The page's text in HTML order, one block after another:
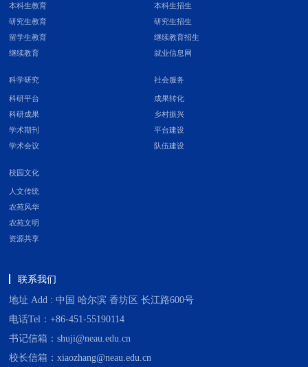
本科生教育
研究生教育
留学生教育
继续教育
本科生招生
研究生招生
继续教育招生
就业信息网
科学研究
科研平台
科研成果
学术期刊
学术会议
社会服务
成果转化
乡村振兴
平台建设
队伍建设
校园文化
人文传统
农苑风华
农苑文明
资源共享
联系我们
地址 Add : 中国 哈尔滨 香坊区 长江路600号
电话Tel：+86-451-55190114
书记信箱：shuji@neau.edu.cn
校长信箱：xiaozhang@neau.edu.cn